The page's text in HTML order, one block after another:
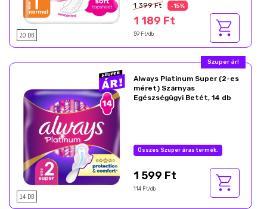
20 DB
1 399 Ft -15%
1 189 Ft
59 Ft/db
Szuper ár!
14 DB
Always Platinum Super (2-es
méret) Szárnyas
Egészségügyi Betét, 14 db
Összes Szuper áras termék.
1 599 Ft
114 Ft/db